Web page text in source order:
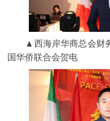
▲西海岸华商总会财务
国华侨联合会贺电